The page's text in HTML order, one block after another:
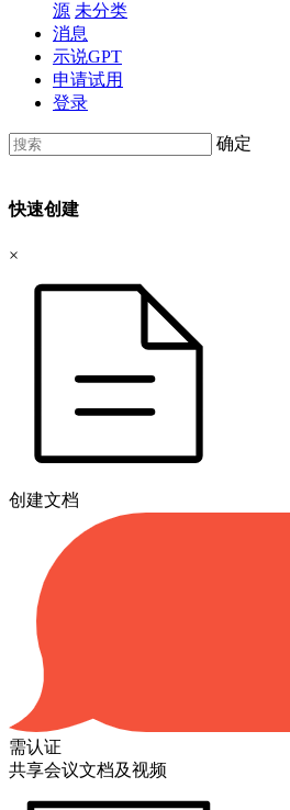
源 未分类
消息
示说GPT
申请试用
登录
确定
快速创建
×
创建文档
需认证
共享会议文档及视频